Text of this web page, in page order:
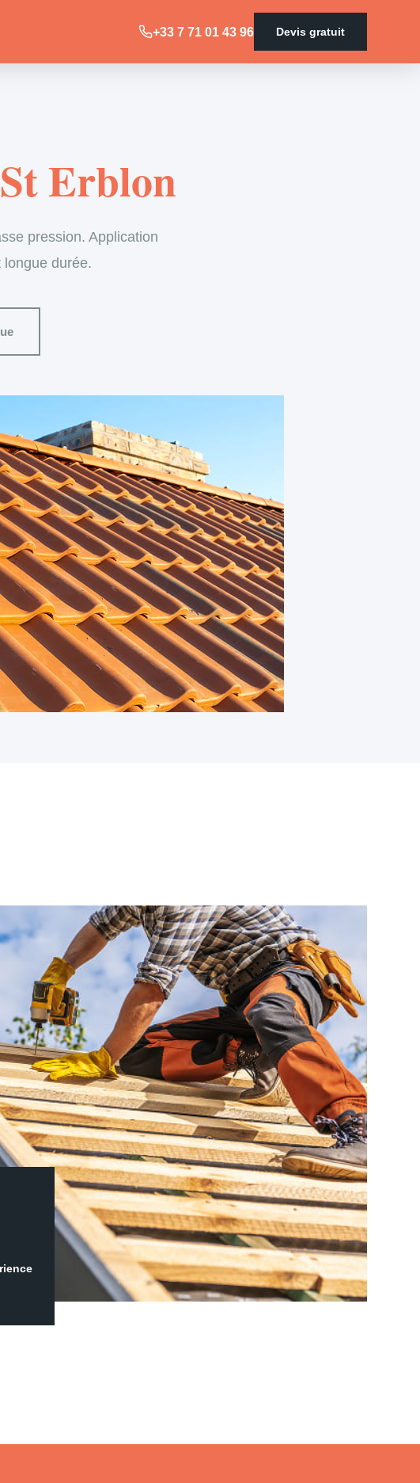
+33 7 71 01 43 96 Devis gratuit
Erblon
pression. Application
durée.